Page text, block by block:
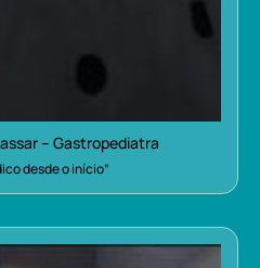
– Gastropediatra
desde o início”